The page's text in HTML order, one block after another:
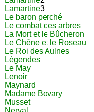
Lamartine3
Le baron perché
Le combat des arbres
La Mort et le Bûcheron
Le Chêne et le Roseau
Le Roi des Aulnes
Légendes
Le May
Lenoir
Maynard
Madame Bovary
Musset
Nerval